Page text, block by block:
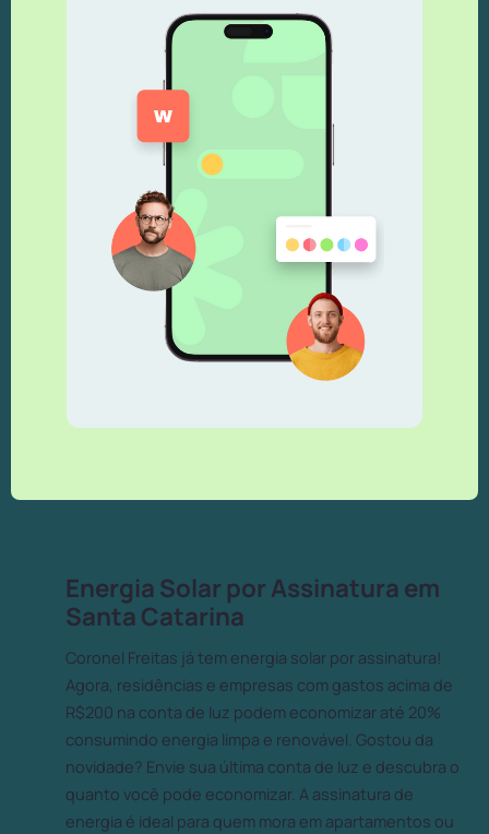
Energia Solar por Assinatura em
Santa Catarina
Coronel Freitas já tem energia solar por assinatura!
Agora, residências e empresas com gastos acima de
R$200 na conta de luz podem economizar até 20%
consumindo energia limpa e renovável. Gostou da
novidade? Envie sua última conta de luz e descubra o
quanto você pode economizar. A assinatura de
energia é ideal para quem mora em apartamentos ou